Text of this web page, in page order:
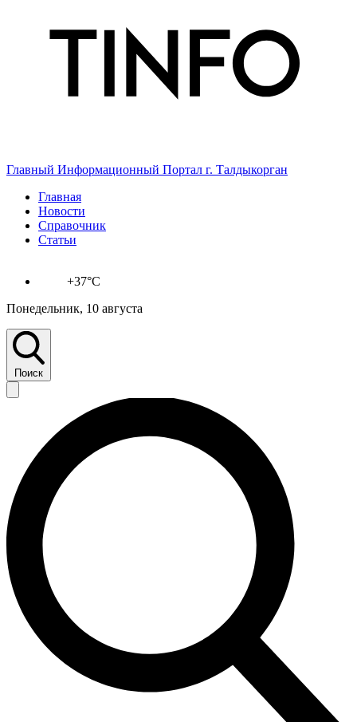
Главный Информационный Портал г. Талдыкорган
Главная
Новости
Справочник
Статьи
+37°C
Понедельник, 10 августа
Поиск